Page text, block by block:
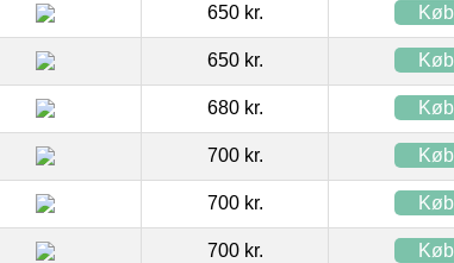
650 kr. Køb
650 kr. Køb
680 kr. Køb
700 kr. Køb
700 kr. Køb
700 kr. Køb